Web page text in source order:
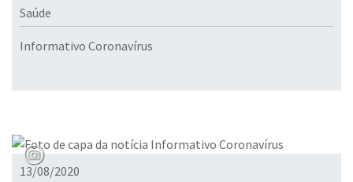
Saúde
Informativo Coronavírus
13/08/2020